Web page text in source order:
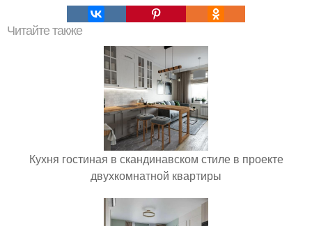
Читайте также
Кухня гостиная в скандинавском стиле в проекте
двухкомнатной квартиры